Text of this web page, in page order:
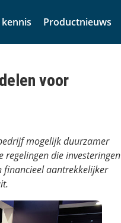
Productnieuws
voor
mogelijk duurzamer
regelingen die investeringen
financieel aantrekkelijker